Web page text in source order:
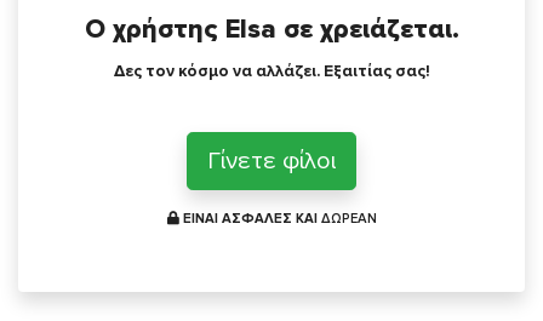
Ο χρήστης Elsa σε χρειάζεται.
Δες τον κόσμο να αλλάζει. Εξαιτίας σας!
Γίνετε φίλοι
ΕΙΝΑΙ ΑΣΦΑΛΕΣ ΚΑΙ ΔΩΡΕΑΝ